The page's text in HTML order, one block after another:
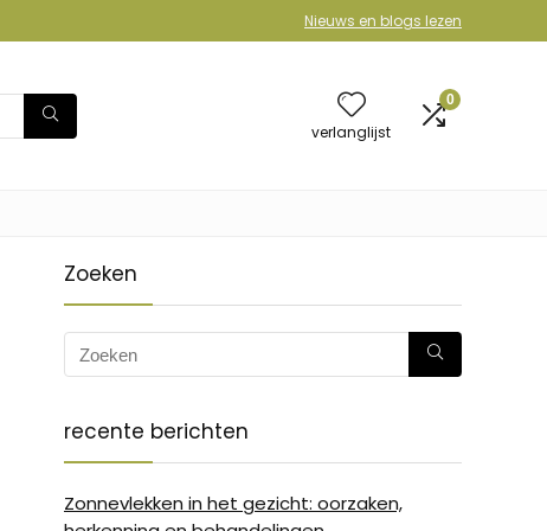
Nieuws en blogs lezen
verlanglijst
0
Zoeken
recente berichten
Zonnevlekken in het gezicht: oorzaken,